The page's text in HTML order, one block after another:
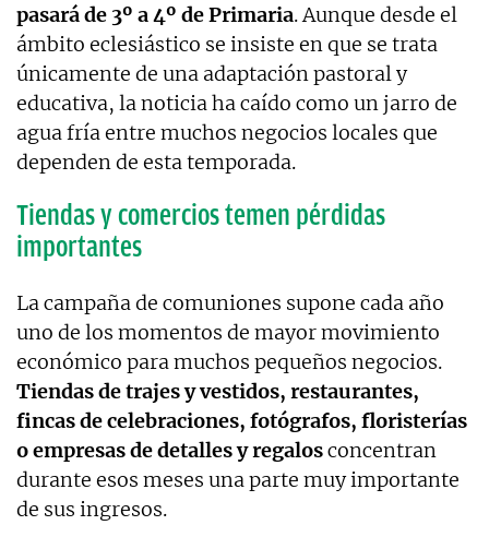
pasará de 3º a 4º de Primaria. Aunque desde el
ámbito eclesiástico se insiste en que se trata
únicamente de una adaptación pastoral y
educativa, la noticia ha caído como un jarro de
agua fría entre muchos negocios locales que
dependen de esta temporada.
Tiendas y comercios temen pérdidas
importantes
La campaña de comuniones supone cada año
uno de los momentos de mayor movimiento
económico para muchos pequeños negocios.
Tiendas de trajes y vestidos, restaurantes,
fincas de celebraciones, fotógrafos, floristerías
o empresas de detalles y regalosconcentran
durante esos meses una parte muy importante
de sus ingresos.